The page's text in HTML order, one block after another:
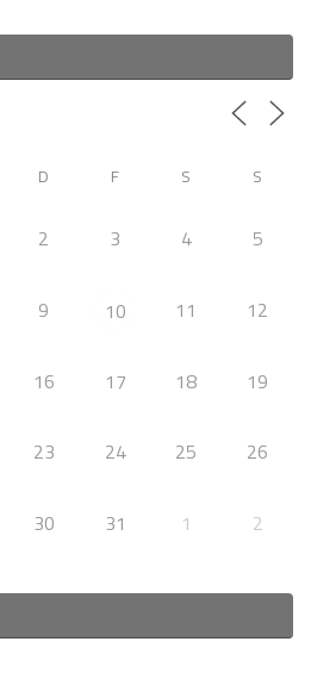
D F S S
2 3 4 5
9 10 11 12
16 17 18 19
23 24 25 26
30 31 1 2